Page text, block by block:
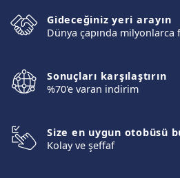
Gideceğiniz yeri arayın
Dünya çapında milyonlarca
Sonuçları karşılaştırın
%70'e varan indirim
Size en uygun otobüsü
Kolay ve şeffaf